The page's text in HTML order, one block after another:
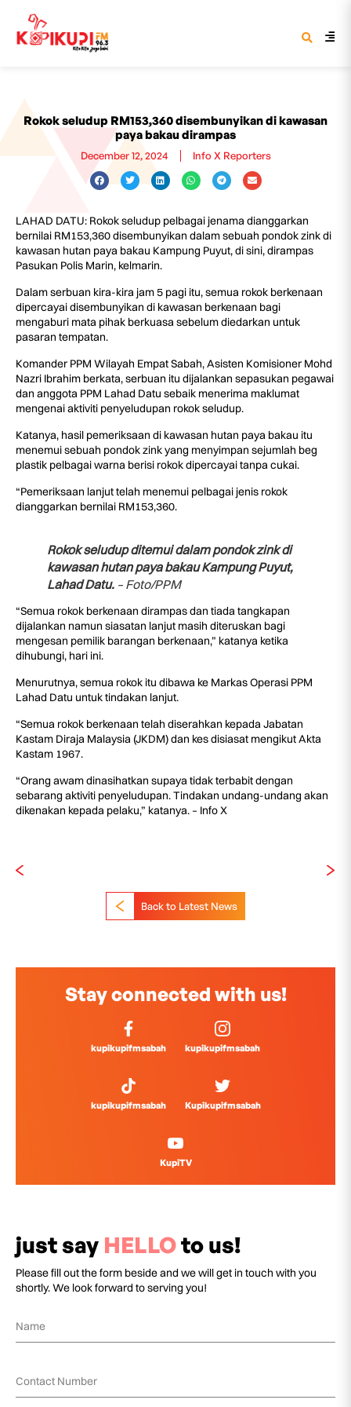
Rokok seludup RM153,360 disembunyikan di kawasan
paya bakau dirampas
December 12, 2024 Info X Reporters
LAHAD DATU: Rokok seludup pelbagai jenama dianggarkan
bernilai RM153,360 disembunyikan dalam sebuah pondok zink di
kawasan hutan paya bakau Kampung Puyut, di sini, dirampas
Pasukan Polis Marin, kelmarin.
Dalam serbuan kira-kira jam 5 pagi itu, semua rokok berkenaan
dipercayai disembunyikan di kawasan berkenaan bagi
mengaburi mata pihak berkuasa sebelum diedarkan untuk
pasaran tempatan.
Komander PPM Wilayah Empat Sabah, Asisten Komisioner Mohd
Nazri Ibrahim berkata, serbuan itu dijalankan sepasukan pegawai
dan anggota PPM Lahad Datu sebaik menerima maklumat
mengenai aktiviti penyeludupan rokok seludup.
Katanya, hasil pemeriksaan di kawasan hutan paya bakau itu
menemui sebuah pondok zink yang menyimpan sejumlah beg
plastik pelbagai warna berisi rokok dipercayai tanpa cukai.
“Pemeriksaan lanjut telah menemui pelbagai jenis rokok
dianggarkan bernilai RM153,360.
Rokok seludup ditemui dalam pondok zink di
kawasan hutan paya bakau Kampung Puyut,
Lahad Datu. – Foto/PPM
“Semua rokok berkenaan dirampas dan tiada tangkapan
dijalankan namun siasatan lanjut masih diteruskan bagi
mengesan pemilik barangan berkenaan,” katanya ketika
dihubungi, hari ini.
Menurutnya, semua rokok itu dibawa ke Markas Operasi PPM
Lahad Datu untuk tindakan lanjut.
“Semua rokok berkenaan telah diserahkan kepada Jabatan
Kastam Diraja Malaysia (JKDM) dan kes disiasat mengikut Akta
Kastam 1967.
“Orang awam dinasihatkan supaya tidak terbabit dengan
sebarang aktiviti penyeludupan. Tindakan undang-undang akan
dikenakan kepada pelaku,” katanya. – Info X
Back to Latest News
Stay connected with us!
kupikupifmsabah kupikupifmsabah
kupikupifmsabah Kupikupifmsabah
KupiTV
just say HELLOto us!
Please fill out the form beside and we will get in touch with you
shortly. We look forward to serving you!